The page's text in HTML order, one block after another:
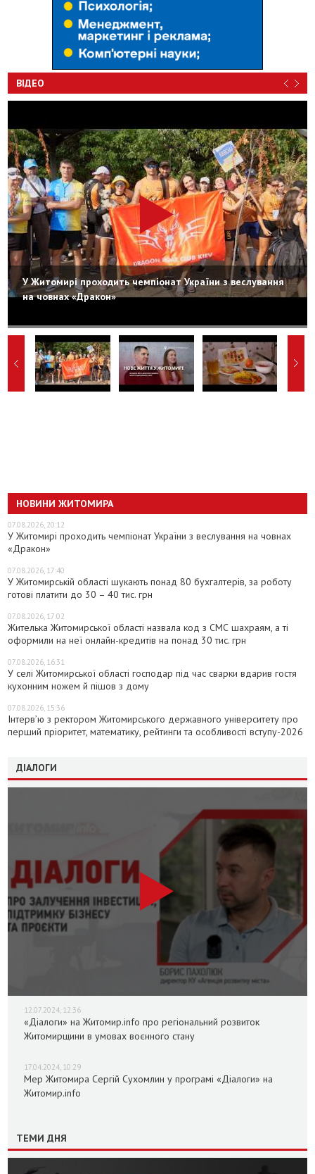
ВІДЕО
У Житомирі проходить чемпіонат України з веслування
на човнах «Дракон»
НОВИНИ ЖИТОМИРА
07.08.2026, 20:12
У Житомирі проходить чемпіонат України з веслування на човнах
«Дракон»
07.08.2026, 17:40
У Житомирській області шукають понад 80 бухгалтерів, за роботу
готові платити до 30 – 40 тис. грн
07.08.2026, 17:02
Жителька Житомирської області назвала код з СМС шахраям, а ті
оформили на неї онлайн-кредитів на понад 30 тис. грн
07.08.2026, 16:31
У селі Житомирської області господар під час сварки вдарив гостя
кухонним ножем й пішов з дому
07.08.2026, 15:36
Інтерв’ю з ректором Житомирського державного університету про
перший пріоритет, математику, рейтинги та особливості вступу-2026
ДІАЛОГИ
12.07.2024, 12:36
«Діалоги» на Житомир.info про регіональний розвиток
Житомирщини в умовах воєнного стану
17.04.2024, 10:29
Мер Житомира Сергій Сухомлин у програмі «Діалоги» на
Житомир.info
ТЕМИ ДНЯ